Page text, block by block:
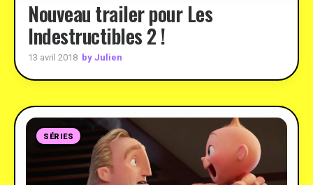
Nouveau trailer pour Les
Indestructibles 2 !
13 avril 2018 by Julien
SÉRIES